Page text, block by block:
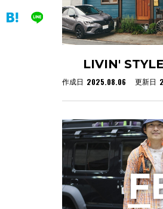
LIVIN'
作成日 2025.08.06 更新日
F